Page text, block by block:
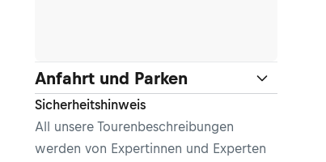
Anfahrt und Parken
Sicherheitshinweis
All unsere Tourenbeschreibungen
werden von Expertinnen und Experten